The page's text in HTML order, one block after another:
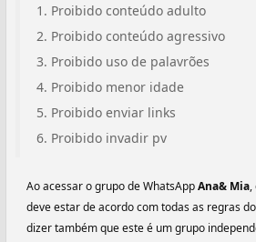
Proibido conteúdo adulto
Proibido conteúdo agressivo
Proibido uso de palavrões
Proibido menor idade
Proibido enviar links
Proibido invadir pv
Ao acessar o grupo de WhatsAppAna& Mia,
deve estar de acordo com todas as regras
dizer também que este é um grupo